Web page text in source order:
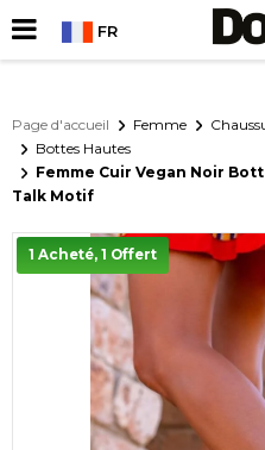
FR
Page d'accueil Femme
Bottes Hautes
Femme Cuir Vegan Noir
Talk Motif
1 Acheté, 1 Offert